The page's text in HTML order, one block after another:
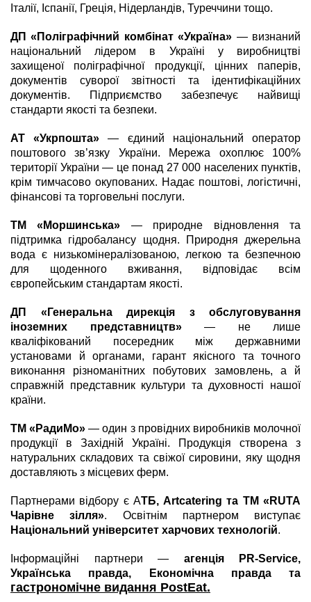
Італії, Іспанії, Греція, Нідерландів, Туреччини тощо.
ДП «Поліграфічний комбінат «Україна» — визнаний
національний лідером в Україні у виробництві
захищеної поліграфічної продукції, цінних паперів,
документів суворої звітності та ідентифікаційних
документів. Підприємство забезпечує найвищі
стандарти якості та безпеки.
АТ «Укрпошта» — єдиний національний оператор
поштового зв’язку України. Мережа охоплює 100%
території України — це понад 27 000 населених пунктів,
крім тимчасово окупованих. Надає поштові, логістичні,
фінансові та торговельні послуги.
ТМ «Моршинська» — природне відновлення та
підтримка гідробалансу щодня. Природня джерельна
вода є низькомінералізованою, легкою та безпечною
для щоденного вживання, відповідає всім
європейським стандартам якості.
ДП «Генеральна дирекція з обслуговування
іноземних представництв»— не лише
кваліфікований посередник між державними
установами й органами, гарант якісного та точного
виконання різноманітних побутових замовлень, а й
справжній представник культури та духовності нашої
країни.
ТМ «РадиМо» — один з провідних виробників молочної
продукції в Західній Україні. Продукція створена з
натуральних складових та свіжої сировини, яку щодня
доставляють з місцевих ферм.
Партнерами відбору є АТБ, Artcatering та ТМ «RUTA
Чарівне зілля». Освітнім партнером виступає
Національний університет харчових технологій.
Інформаційні партнери — агенція PR-Service,
Українська правда, Економічна правда та
гастрономічне видання PostEat.